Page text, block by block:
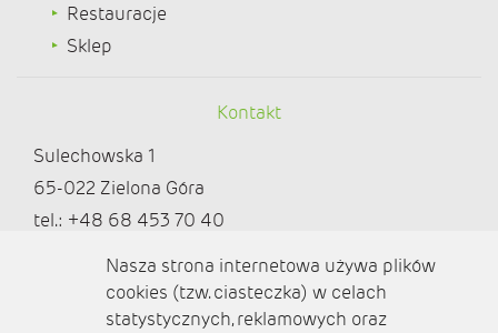
Restauracje
Sklep
Kontakt
Sulechowska 1
65-022 Zielona Góra
tel.: +48 68 453 70 40
redakcja@ziemialubuska.pl |
marketing@ziemialubuska.pl
Nasza strona internetowa używa plików
cookies (tzw. ciasteczka) w celach
statystycznych, reklamowych oraz